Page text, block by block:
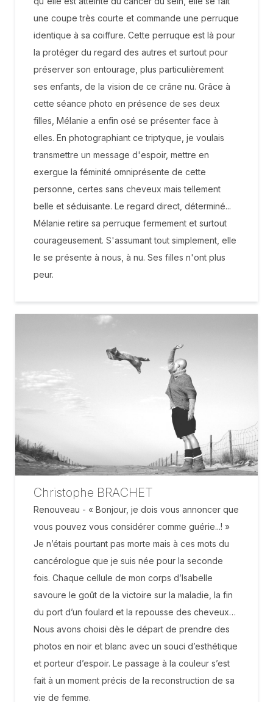
une coupe très courte et commande une perruque
identique à sa coiffure. Cette perruque est là pour
la protéger du regard des autres et surtout pour
préserver son entourage, plus particulièrement
ses enfants, de la vision de ce crâne nu. Grâce à
cette séance photo en présence de ses deux
filles, Mélanie a enfin osé se présenter face à
elles. En photographiant ce triptyque, je voulais
transmettre un message d'espoir, mettre en
exergue la féminité omniprésente de cette
personne, certes sans cheveux mais tellement
belle et séduisante. Le regard direct, déterminé...
Mélanie retire sa perruque fermement et surtout
courageusement. S'assumant tout simplement, elle
le se présente à nous, à nu. Ses filles n'ont plus
peur.
Christophe BRACHET
Renouveau - « Bonjour, je dois vous annoncer que
vous pouvez vous considérer comme guérie...! »
Je n’étais pourtant pas morte mais à ces mots du
cancérologue que je suis née pour la seconde
fois. Chaque cellule de mon corps d’Isabelle
savoure le goût de la victoire sur la maladie, la fin
du port d’un foulard et la repousse des cheveux…
Nous avons choisi dès le départ de prendre des
photos en noir et blanc avec un souci d’esthétique
et porteur d’espoir. Le passage à la couleur s’est
fait à un moment précis de la reconstruction de sa
vie de femme.